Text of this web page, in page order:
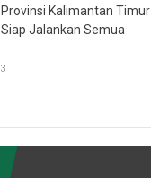
Provinsi Kalimantan Timur
Siap Jalankan Semua
3